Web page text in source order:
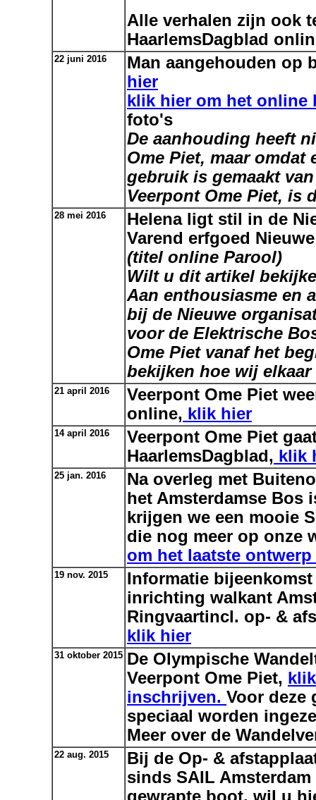
Alle verhalen zijn ook
HaarlemsDagblad
22 juni 2016
Man aangehouden op
hier
klik hier om het online
foto's
De aanhouding heeft
Ome Piet, maar omdat
gebruik is gemaakt
Veerpont Ome Piet, is
28 mei 2016
Helena ligt stil in de
Varend erfgoed
(titel online Parool)
Wilt u dit artikel
Aan enthousiasme en
bij de Nieuwe
voor de Elektrische
Ome Piet vanaf het
bekijken hoe wij
21 april 2016
Veerpont Ome Piet
online, klik hier
14 april 2016
Veerpont Ome Piet
HaarlemsDagblad, klik
25 jan. 2016
Na overleg met
het Amsterdamse Bos
krijgen we een mooie
die nog meer op onze
om het laatste
19 nov. 2015
Informatie
inrichting walkant
Ringvaartincl. op- &
klik hier
31 oktober 2015 De Olympische
Veerpont Ome Piet,
inschrijven. Voor deze
speciaal worden
Meer over de
22 aug. 2015
Bij de Op- &
sinds SAIL Amsterdam